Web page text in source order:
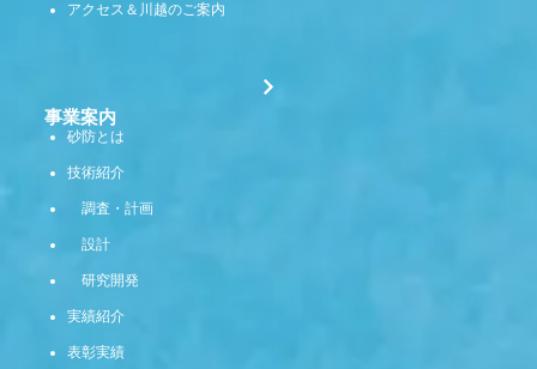
アクセス＆川越のご案内
事業案内
砂防とは
技術紹介
調査・計画
設計
研究開発
実績紹介
表彰実績